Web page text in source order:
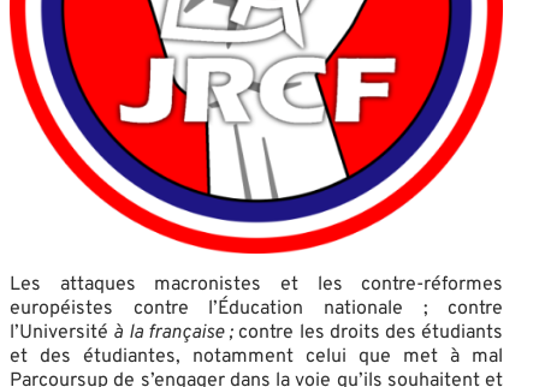
Les attaques macronistes et les contre-réformes
européistes contre l’Éducation nationale ; contre
l’Université à la française ; contre les droits des étudiants
et des étudiantes, notamment celui que met à mal
Parcoursup de s’engager dans la voie qu’ils souhaitent et